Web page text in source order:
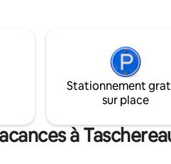
Stationnement
sur place
à